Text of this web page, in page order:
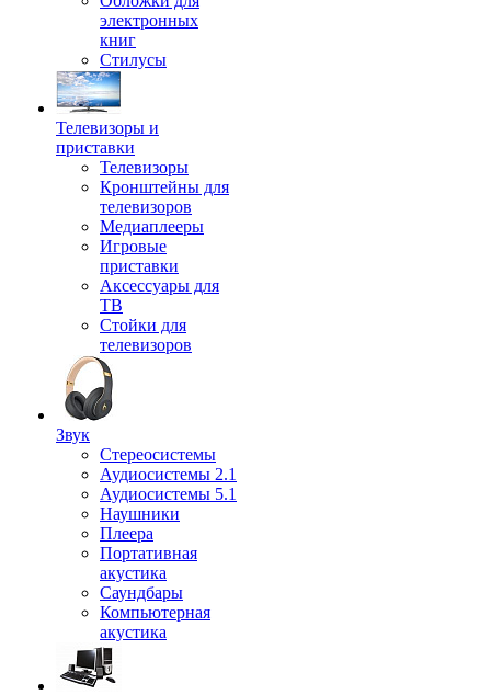
электронных
книг
Стилусы
Телевизоры и
приставки
Телевизоры
Кронштейны для
телевизоров
Медиаплееры
Игровые
приставки
Аксессуары для
ТВ
Стойки для
телевизоров
Звук
Стереосистемы
Аудиосистемы 2.1
Аудиосистемы 5.1
Наушники
Плеера
Портативная
акустика
Саундбары
Компьютерная
акустика